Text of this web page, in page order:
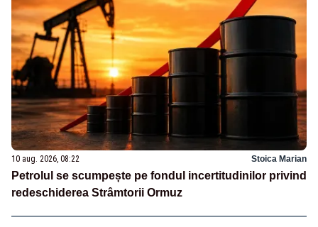
10 aug. 2026, 08:22 Stoica Marian
Petrolul se scumpește pe fondul incertitudinilor privind
redeschiderea Strâmtorii Ormuz